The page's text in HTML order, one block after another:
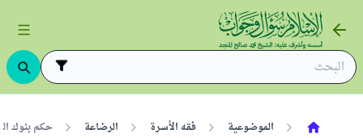
الموضوعية فقه الأسرة الرضاعة حكم بنوك